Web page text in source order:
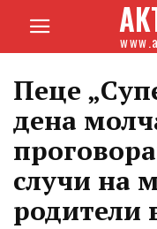
Пеце
дена
случи на
родители